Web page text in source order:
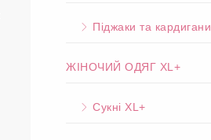
Піджаки та кардигани
ЖІНОЧИЙ ОДЯГ XL+
Сукні XL+